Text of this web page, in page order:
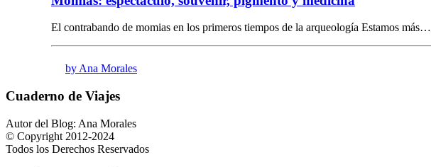
El contrabando de momias en los primeros tiempos de la arqueología Estamos más…
by Ana Morales
Cuaderno de Viajes
Autor del Blog: Ana Morales
© Copyright 2012-2024
Todos los Derechos Reservados